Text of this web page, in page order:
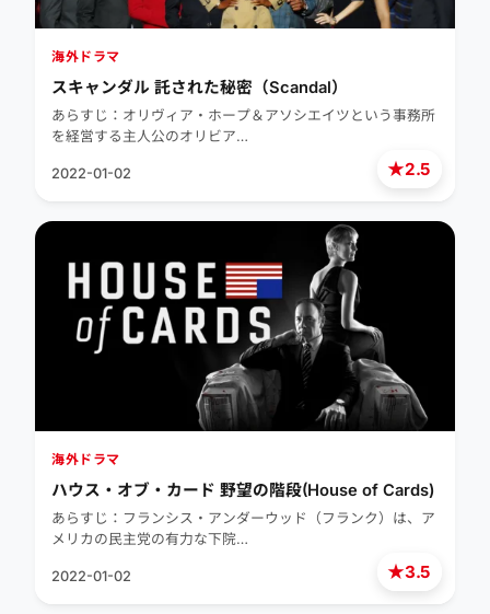
★2.5
海外ドラマ
スキャンダル 託された秘密（Scandal）
あらすじ：オリヴィア・ホープ＆アソシエイツという事務所
を経営する主人公のオリビア…
2022-01-02
★3.5
海外ドラマ
ハウス・オブ・カード 野望の階段(House of Cards)
あらすじ：フランシス・アンダーウッド（フランク）は、ア
メリカの民主党の有力な下院…
2022-01-02